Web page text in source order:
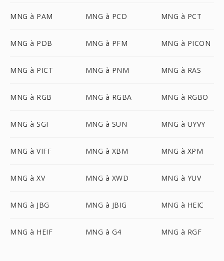
MNG à PAM MNG à PCD MNG à PCT
MNG à PDB MNG à PFM MNG à PICON
MNG à PICT MNG à PNM MNG à RAS
MNG à RGB MNG à RGBA MNG à RGBO
MNG à SGI MNG à SUN MNG à UYVY
MNG à VIFF MNG à XBM MNG à XPM
MNG à XV MNG à XWD MNG à YUV
MNG à JBG MNG à JBIG MNG à HEIC
MNG à HEIF MNG à G4 MNG à RGF